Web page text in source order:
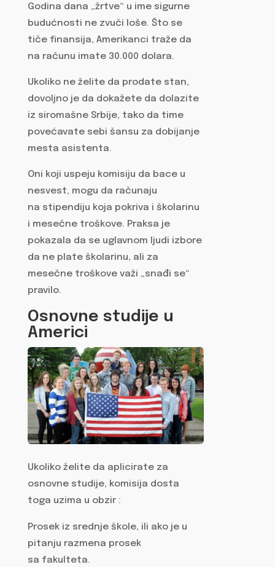
Godina dana „žrtve“ u ime sigurne
budućnosti ne zvuči loše. Što se
tiče finansija, Amerikanci traže da
na računu imate 30.000 dolara.
Ukoliko ne želite da prodate stan,
dovoljno je da dokažete da dolazite
iz siromašne Srbije, tako da time
povećavate sebi šansu za dobijanje
mesta asistenta.
Oni koji uspeju komisiju da bace u
nesvest, mogu da računaju
na stipendiju koja pokriva i školarinu
i mesečne troškove. Praksa je
pokazala da se uglavnom ljudi izbore
da ne plate školarinu, ali za
mesečne troškove važi „snađi se“
pravilo.
Osnovne studije u
Americi
Ukoliko želite da aplicirate za
osnovne studije, komisija dosta
toga uzima u obzir :
Prosek iz srednje škole, ili ako je u
pitanju razmena prosek
sa fakulteta.